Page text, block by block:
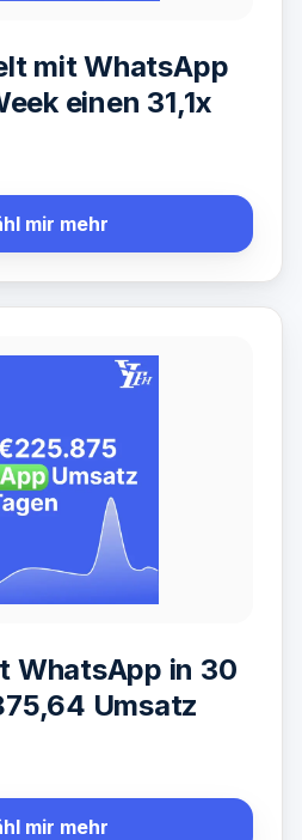
mit WhatsApp
einen 31,1x
mir mehr
WhatsApp in 30
Umsatz
mir mehr